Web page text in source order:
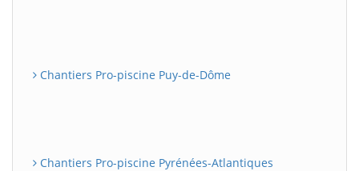
Chantiers Pro-piscine Puy-de-Dôme
Chantiers Pro-piscine Pyrénées-Atlantiques